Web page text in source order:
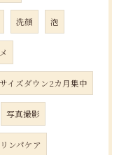
洗顔 泡
サイズダウン2カ月集中
写真撮影
リンパケア